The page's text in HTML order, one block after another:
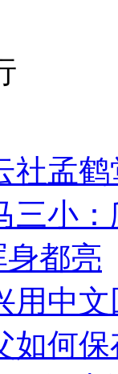
社孟
三小
身都亮
用中
如何